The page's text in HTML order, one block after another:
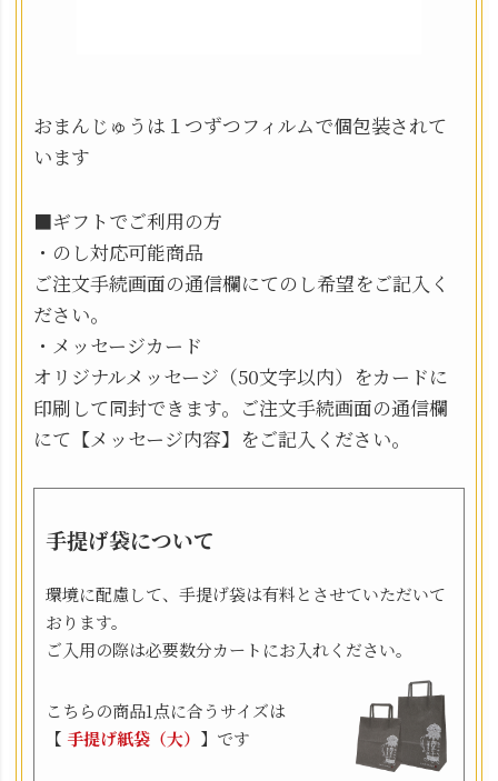
おまんじゅうは１つずつフィルムで個包装されて
います
■ギフトでご利用の方
・のし対応可能商品
ご注文手続画面の通信欄にてのし希望をご記入く
ださい。
・メッセージカード
オリジナルメッセージ（50文字以内）をカードに
印刷して同封できます。ご注文手続画面の通信欄
にて【メッセージ内容】をご記入ください。
手提げ袋について
環境に配慮して、手提げ袋は有料とさせていただいて
おります。
ご入用の際は必要数分カートにお入れください。
こちらの商品1点に合うサイズは
【 手提げ紙袋（大） 】です